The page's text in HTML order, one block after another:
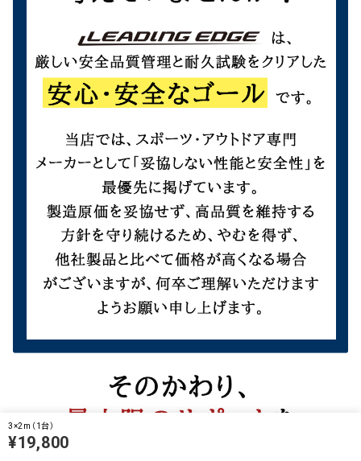
3×2m（1台）
¥19,800